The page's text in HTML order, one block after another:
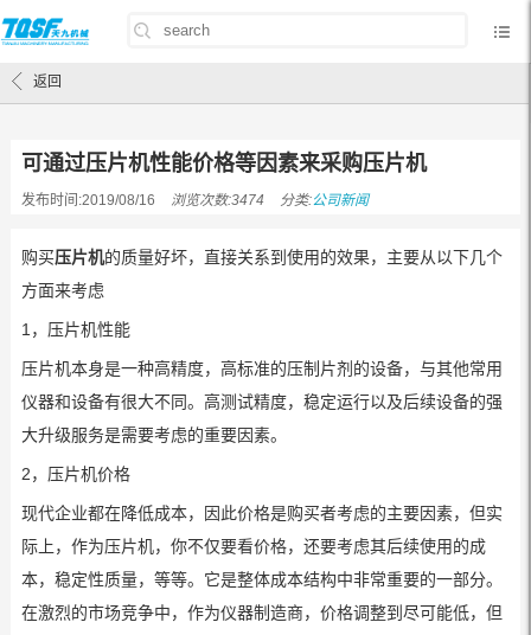
首页/公司新闻 可通过压片机性能价格等因素来采购压片机
返回
可通过压片机性能价格等因素来采购压片机
发布时间:2019/08/16 浏览次数:3474 分类:公司新闻
购买压片机的质量好坏，直接关系到使用的效果，主要从以下几个
方面来考虑
1，压片机性能
压片机本身是一种高精度，高标准的压制片剂的设备，与其他常用
仪器和设备有很大不同。高测试精度，稳定运行以及后续设备的强
大升级服务是需要考虑的重要因素。
2，压片机价格
现代企业都在降低成本，因此价格是购买者考虑的主要因素，但实
际上，作为压片机，你不仅要看价格，还要考虑其后续使用的成
本，稳定性质量，等等。它是整体成本结构中非常重要的一部分。
在激烈的市场竞争中，作为仪器制造商，价格调整到尽可能低，但